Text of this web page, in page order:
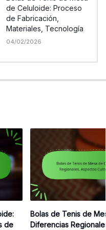
de Celuloide: Proceso
de Fabricación,
Materiales, Tecnología
04/02/2026
de
Bolas de Tenis de
Diferencias